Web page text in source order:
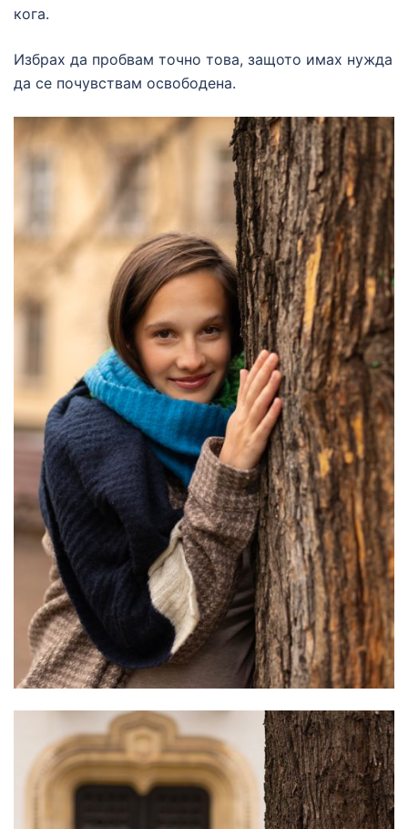
кога.
Избрах да пробвам точно това, защото имах нужда
да се почувствам освободена.